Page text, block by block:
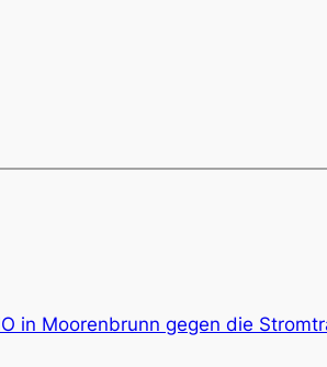
in Moorenbrunn gegen die